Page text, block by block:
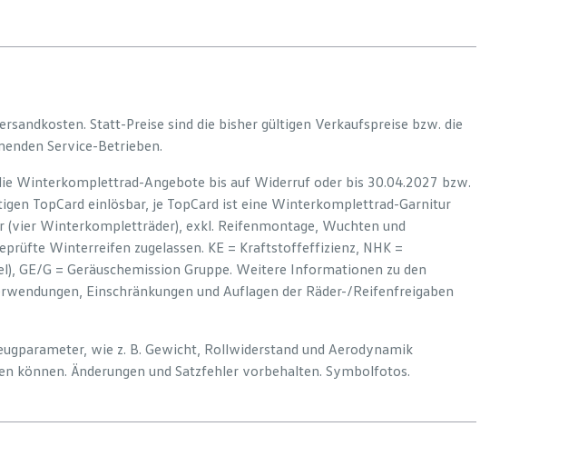
Statt-Preise sind die bisher gültigen Verkaufspreise bzw. die
Service-Betrieben.
Winterkomplettrad-Angebote bis auf Widerruf oder bis 30.04.2027 bzw.
TopCard einlösbar, je TopCard ist eine Winterkomplettrad-Garnitur
Winterkompletträder), exkl. Reifenmontage, Wuchten und
Winterreifen zugelassen. KE = Kraftstoffeffizienz, NHK =
GE/G = Geräuschemission Gruppe. Weitere Informationen zu den
Einschränkungen und Auflagen der Räder-/Reifenfreigaben
wie z. B. Gewicht, Rollwiderstand und Aerodynamik
können. Änderungen und Satzfehler vorbehalten. Symbolfotos.